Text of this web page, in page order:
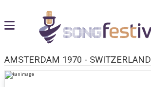
AMSTERDAM 1970 - SWITZERLAND